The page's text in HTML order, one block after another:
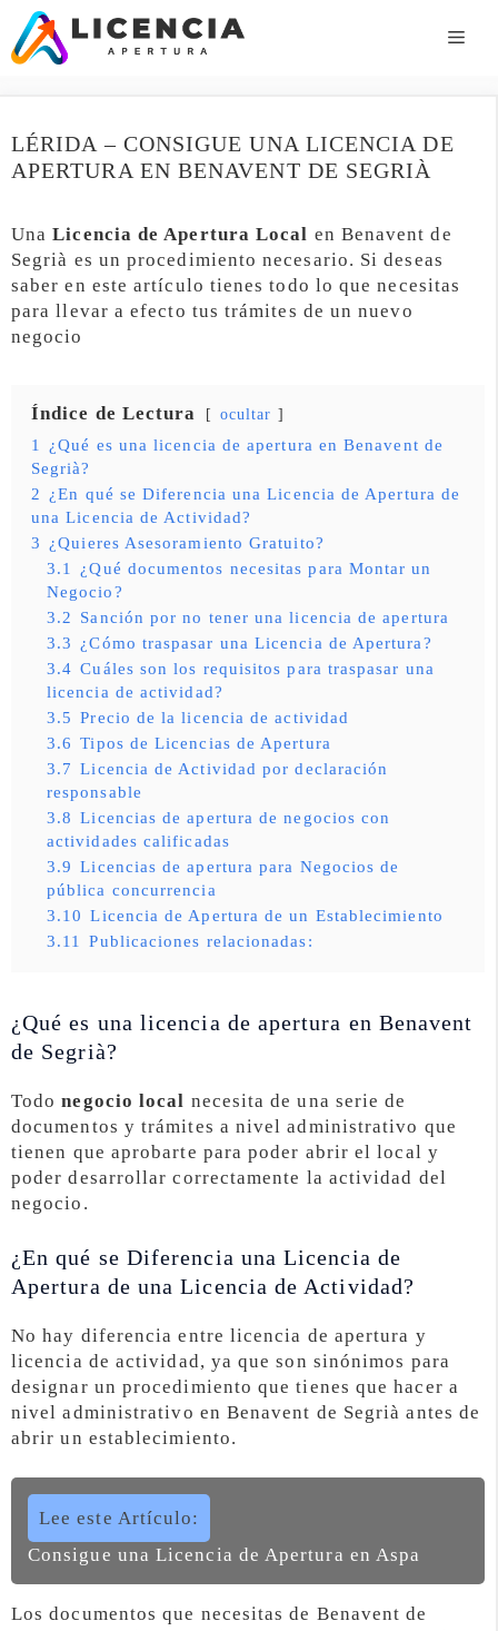
Saltar
contenido
LÉRIDA – CONSIGUE UNA LICENCIA DE
APERTURA EN BENAVENT DE SEGRIÀ
UnaLicencia de Apertura Local en Benavent de
Segrià es un procedimiento necesario. Si deseas
saber en este artículo tienes todo lo que necesitas
para llevar a efecto tus trámites de un nuevo
negocio
Índice de Lectura ocultar
1
¿Qué es una licencia de apertura en Benavent de
Segrià?
2 ¿En qué se Diferencia una Licencia de Apertura de
una Licencia de Actividad?
3 ¿Quieres Asesoramiento Gratuito?
3.1
¿Qué documentos necesitas para Montar un
Negocio?
3.2 Sanción por no tener una licencia de apertura
3.3 ¿Cómo traspasar una Licencia de Apertura?
3.4 Cuáles son los requisitos para traspasar una
licencia de actividad?
3.5 Precio de la licencia de actividad
3.6 Tipos de Licencias de Apertura
3.7 Licencia de Actividad por declaración
responsable
3.8 Licencias de apertura de negocios con
actividades calificadas
3.9 Licencias de apertura para Negocios de
pública concurrencia
3.10 Licencia de Apertura de un Establecimiento
3.11
Publicaciones relacionadas:
¿Qué es una licencia de apertura en Benavent
de Segrià?
Todonegocio local necesita de una serie de
documentos y trámites a nivel administrativo que
tienen que aprobarte para poder abrir el local y
poder desarrollar correctamente la actividad del
negocio.
¿En qué se Diferencia una Licencia de
Apertura de una Licencia de Actividad?
No hay diferencia entre licencia de apertura y
licencia de actividad, ya que son sinónimos para
designar un procedimiento que tienes que hacer a
nivel administrativo en Benavent de Segrià antes de
abrir un establecimiento.
Lee este Artículo:
Consigue una Licencia de Apertura en Aspa
Los documentos que necesitas de Benavent de